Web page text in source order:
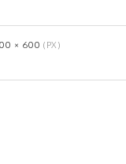
× 600 (PX)